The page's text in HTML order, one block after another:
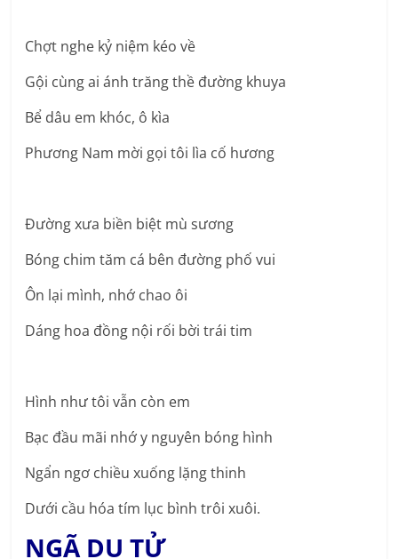
Chợt nghe kỷ niệm kéo về
Gội cùng ai ánh trăng thề đường khuya
Bể dâu em khóc, ô kìa
Phương Nam mời gọi tôi lìa cố hương
Đường xưa biền biệt mù sương
Bóng chim tăm cá bên đường phố vui
Ôn lại mình, nhớ chao ôi
Dáng hoa đồng nội rối bời trái tim
Hình như tôi vẫn còn em
Bạc đầu mãi nhớ y nguyên bóng hình
Ngẩn ngơ chiều xuống lặng thinh
Dưới cầu hóa tím lục bình trôi xuôi.
NGÃ DU TỬ